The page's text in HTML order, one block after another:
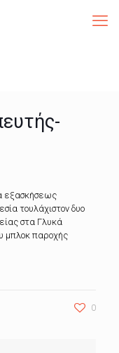
εξασκήσεως
τουλάχιστον δυο
στα Γλυκά
μπλοκ παροχής
0